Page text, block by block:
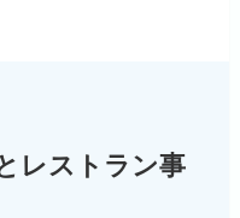
レストラン事